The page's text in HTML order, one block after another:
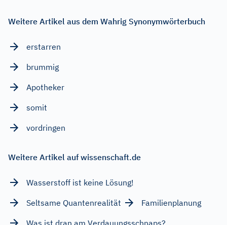
Weitere Artikel aus dem Wahrig Synonymwörterbuch
erstarren
brummig
Apotheker
somit
vordringen
Weitere Artikel auf wissenschaft.de
Wasserstoff ist keine Lösung!
Seltsame Quantenrealität
Familienplanung
Was ist dran am Verdauungsschnaps?